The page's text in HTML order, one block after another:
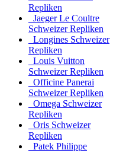
Repliken
Jaeger Le Coultre
Schweizer Repliken
Longines Schweizer
Repliken
Louis Vuitton
Schweizer Repliken
Officine Panerai
Schweizer Repliken
Omega Schweizer
Repliken
Oris Schweizer
Repliken
Patek Philippe